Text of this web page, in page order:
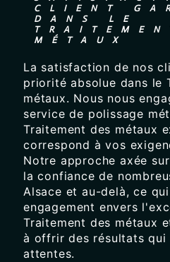
CLIENT
DANS LE
MÉTAUX
La satisfaction de nos
priorité absolue dans le
métaux. Nous nous
service de polissage
Traitement des métaux
correspond à vos
Notre approche axée
la confiance de
Alsace et au-delà, ce
engagement envers
Traitement des métaux
à offrir des résultats qui
attentes.